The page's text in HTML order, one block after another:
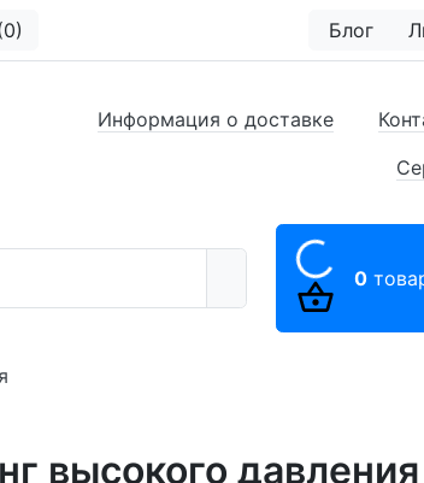
Блог
Информация о доставке
0
высокого